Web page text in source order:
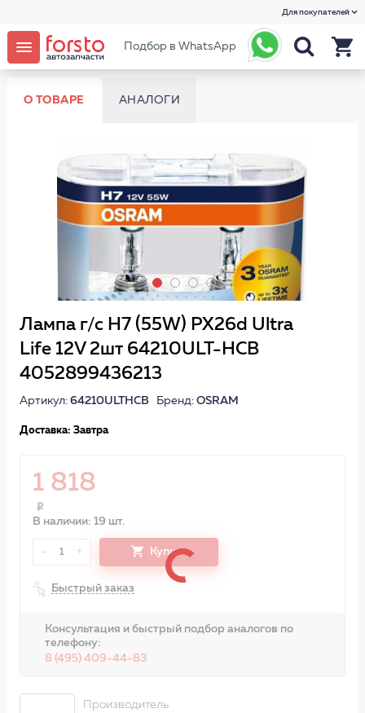
Для покупателей
Подбор в WhatsApp
О ТОВАРЕ АНАЛОГИ
Лампа г/с H7 (55W) РХ26d Ultra
Life 12V 2шт 64210ULT-HCB
4052899436213
Артикул: 64210ULTHCB Бренд: OSRAM
Доставка: Завтра
1 818
В наличии: 19 шт.
- 1 + Купить
Быстрый заказ
Консультация и быстрый подбор аналогов по
телефону:
8 (495) 409-44-83
Производитель